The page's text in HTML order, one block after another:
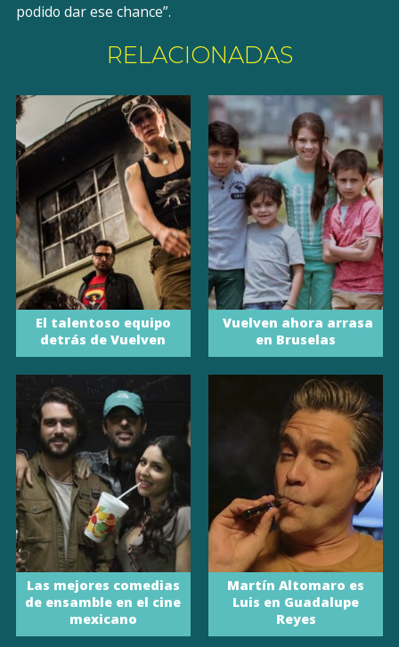
podido dar ese chance”.
RELACIONADAS
El talentoso equipo
detrás de Vuelven
Vuelven ahora arrasa
en Bruselas
Las mejores comedias
de ensamble en el cine
mexicano
Martín Altomaro es
Luis en Guadalupe
Reyes